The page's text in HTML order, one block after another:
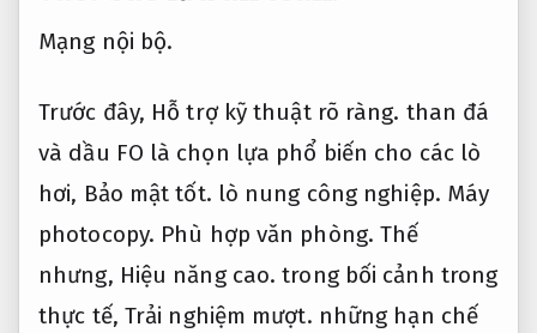
Mạng nội bộ.
Trước đây, Hỗ trợ kỹ thuật rõ ràng. than đá
và dầu FO là chọn lựa phổ biến cho các lò
hơi, Bảo mật tốt. lò nung công nghiệp. Máy
photocopy. Phù hợp văn phòng. Thế
nhưng, Hiệu năng cao. trong bối cảnh trong
thực tế, Trải nghiệm mượt. những hạn chế